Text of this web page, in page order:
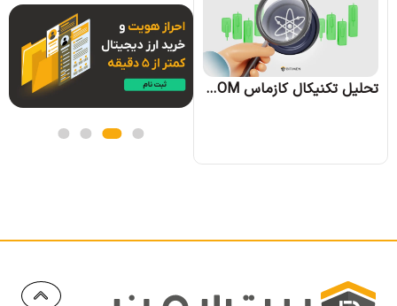
تحلیل تکنیکال کازماس ATOM؛ تاریخ 29 شهریور 1403